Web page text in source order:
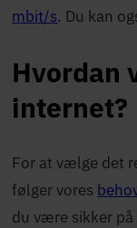
mbit/s. Du kan
Hvordan
internet?
For at vælge det
følger vores
du være sikker på